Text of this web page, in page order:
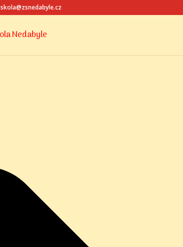
skola@zsnedabyle.cz